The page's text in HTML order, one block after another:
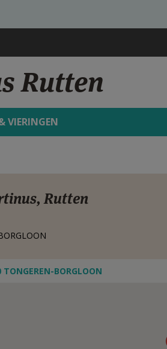
Rutten
VIERINGEN
Rutten
BORGLOON